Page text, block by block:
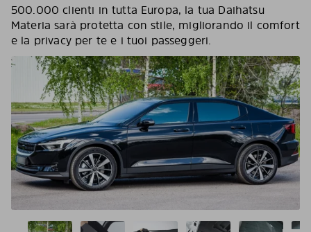
500.000 clienti in tutta Europa, la tua Daihatsu
Materia sarà protetta con stile, migliorando il comfort
e la privacy per te e i tuoi passeggeri.